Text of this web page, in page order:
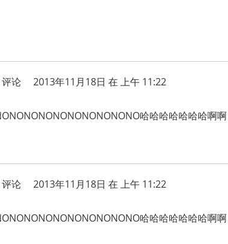
评论 2013年11月18日 在 上午 11:22
哈哈哈哈哈哈哈啊啊
评论 2013年11月18日 在 上午 11:22
哈哈哈哈哈哈哈啊啊